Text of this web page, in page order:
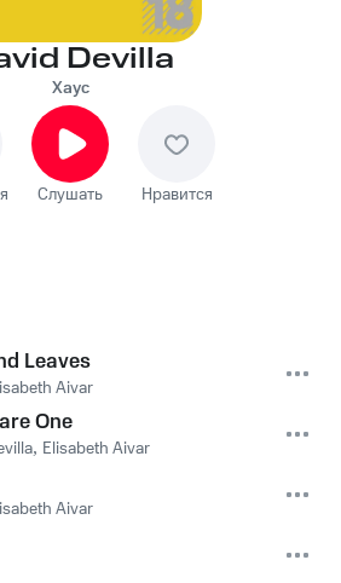
Devilla
Хаус
Слушать Нравится
Leaves
Aivar
One
, Elisabeth Aivar
Aivar